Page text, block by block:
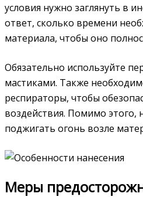
условия нужно заглянуть в
ответ, сколько времени
материала, чтобы оно
Обязательно используйте
мастиками. Также
респираторы, чтобы
воздействия. Помимо этого,
поджигать огонь возле
Меры